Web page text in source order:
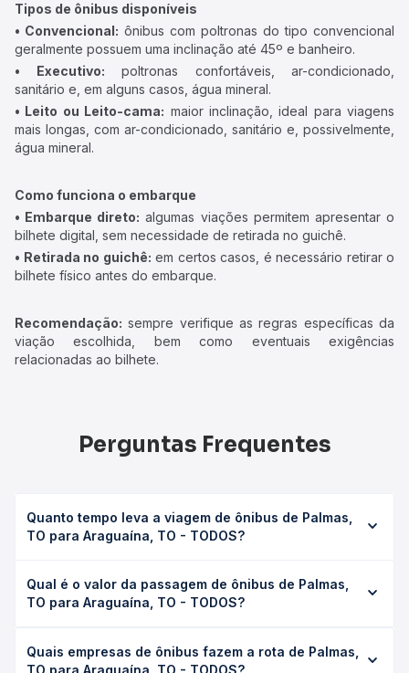
Tipos de ônibus disponíveis
• Convencional: ônibus com poltronas do tipo convencional
geralmente possuem uma inclinação até 45º e banheiro.
• Executivo: poltronas confortáveis, ar-condicionado,
sanitário e, em alguns casos, água mineral.
• Leito ou Leito-cama: maior inclinação, ideal para viagens
mais longas, com ar-condicionado, sanitário e, possivelmente,
água mineral.
Como funciona o embarque
• Embarque direto: algumas viações permitem apresentar o
bilhete digital, sem necessidade de retirada no guichê.
• Retirada no guichê: em certos casos, é necessário retirar o
bilhete físico antes do embarque.
Recomendação: sempre verifique as regras específicas da
viação escolhida, bem como eventuais exigências
relacionadas ao bilhete.
Perguntas Frequentes
Quanto tempo leva a viagem de ônibus de Palmas,
TO para Araguaína, TO - TODOS?
TODOS leva em média 7h, podendo variar conforme a
viação, o tipo de serviço (convencional, executivo ou
exata de cada opção na data desejada.
Qual é o valor da passagem de ônibus de Palmas,
TO para Araguaína, TO - TODOS?
Araguaína, TO - TODOS custa em média R$ 141,11 e varia
Quais empresas de ônibus fazem a rota de Palmas,
TO para Araguaína, TO - TODOS?